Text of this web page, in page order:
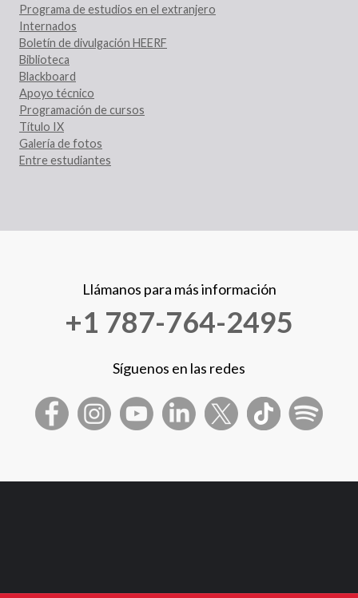
Programa de estudios en el extranjero
Internados
Boletín de divulgación HEERF
Biblioteca
Blackboard
Apoyo técnico
Programación de cursos
Título IX
Galería de fotos
Entre estudiantes
Llámanos para más información
+1 787-764-2495
Síguenos en las redes